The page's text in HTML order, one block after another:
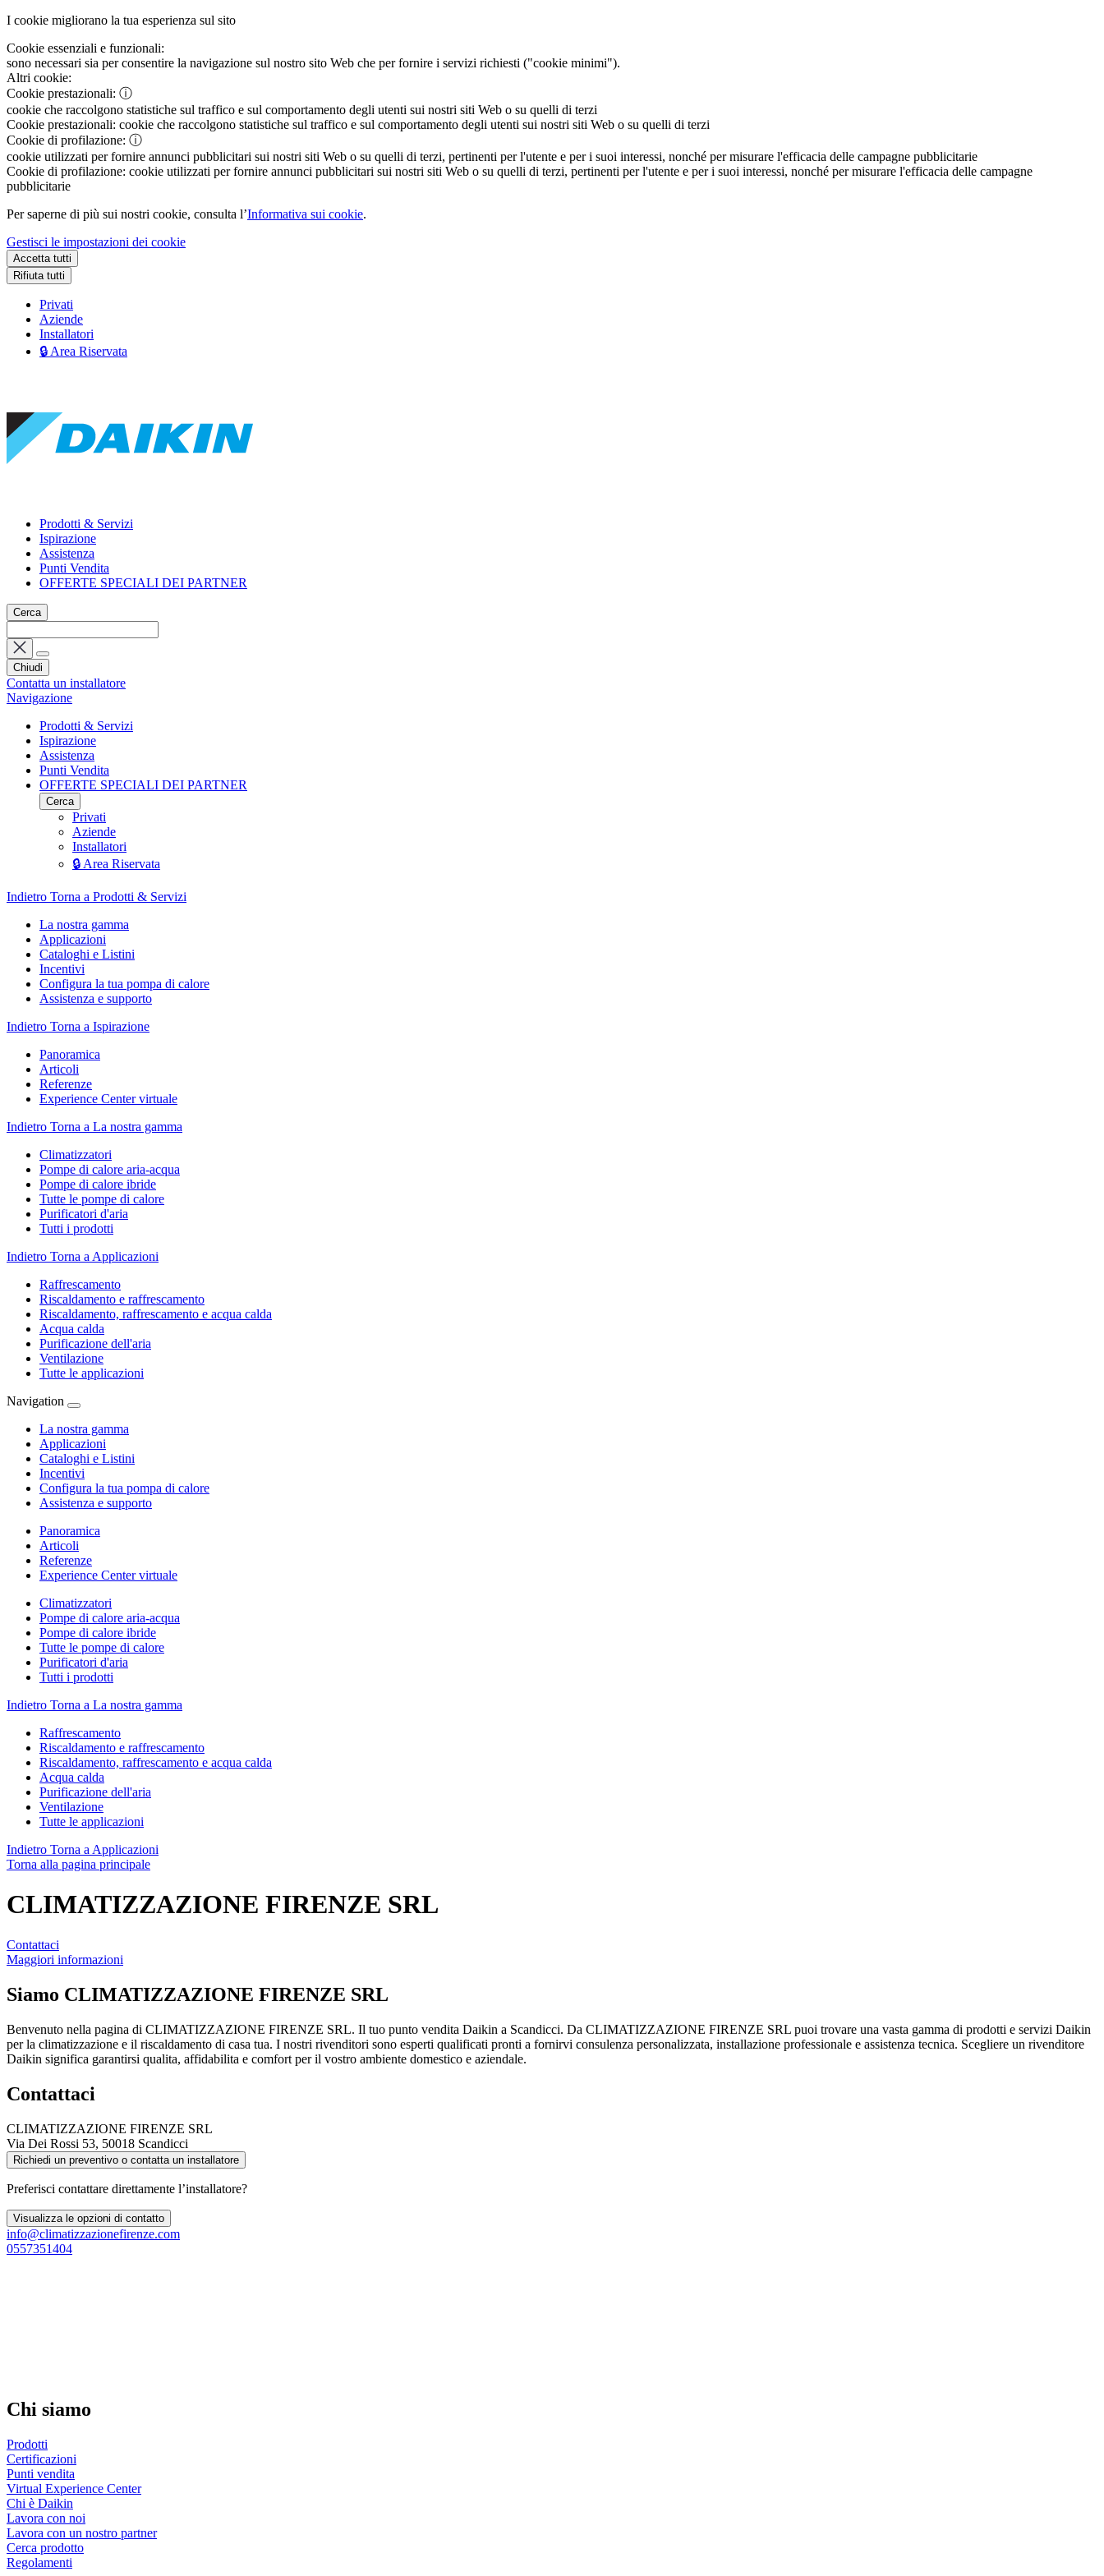
I cookie migliorano la tua esperienza sul sito
Cookie essenziali e funzionali:
sono necessari sia per consentire la navigazione sul nostro sito Web che per fornire i servizi richiesti ("cookie minimi").
Altri cookie:
Cookie prestazionali: ⓘ
cookie che raccolgono statistiche sul traffico e sul comportamento degli utenti sui nostri siti Web o su quelli di terzi
Cookie prestazionali: cookie che raccolgono statistiche sul traffico e sul comportamento degli utenti sui nostri siti Web o su quelli di terzi
Cookie di profilazione: ⓘ
cookie utilizzati per fornire annunci pubblicitari sui nostri siti Web o su quelli di terzi, pertinenti per l'utente e per i suoi interessi, nonché per misurare l'efficacia delle campagne pubblicitarie
Cookie di profilazione: cookie utilizzati per fornire annunci pubblicitari sui nostri siti Web o su quelli di terzi, pertinenti per l'utente e per i suoi interessi, nonché per misurare l'efficacia delle campagne
pubblicitarie
Per saperne di più sui nostri cookie, consulta l’Informativa sui cookie.
Gestisci le impostazioni dei cookie
Accetta tutti
Rifiuta tutti
Privati
Aziende
Installatori
🔒 Area Riservata
Prodotti & Servizi
Ispirazione
Assistenza
Punti Vendita
OFFERTE SPECIALI DEI PARTNER
Cerca
Chiudi
Contatta un installatore
Navigazione
Prodotti & Servizi
Ispirazione
Assistenza
Punti Vendita
OFFERTE SPECIALI DEI PARTNER
Cerca
Privati
Aziende
Installatori
🔒 Area Riservata
Indietro Torna a Prodotti & Servizi
La nostra gamma
Applicazioni
Cataloghi e Listini
Incentivi
Configura la tua pompa di calore
Assistenza e supporto
Indietro Torna a Ispirazione
Panoramica
Articoli
Referenze
Experience Center virtuale
Indietro Torna a La nostra gamma
Climatizzatori
Pompe di calore aria-acqua
Pompe di calore ibride
Tutte le pompe di calore
Purificatori d'aria
Tutti i prodotti
Indietro Torna a Applicazioni
Raffrescamento
Riscaldamento e raffrescamento
Riscaldamento, raffrescamento e acqua calda
Acqua calda
Purificazione dell'aria
Ventilazione
Tutte le applicazioni
Navigation
La nostra gamma
Applicazioni
Cataloghi e Listini
Incentivi
Configura la tua pompa di calore
Assistenza e supporto
Panoramica
Articoli
Referenze
Experience Center virtuale
Climatizzatori
Pompe di calore aria-acqua
Pompe di calore ibride
Tutte le pompe di calore
Purificatori d'aria
Tutti i prodotti
Indietro Torna a La nostra gamma
Raffrescamento
Riscaldamento e raffrescamento
Riscaldamento, raffrescamento e acqua calda
Acqua calda
Purificazione dell'aria
Ventilazione
Tutte le applicazioni
Indietro Torna a Applicazioni
Torna alla pagina principale
CLIMATIZZAZIONE FIRENZE SRL
Contattaci
Maggiori informazioni
Siamo CLIMATIZZAZIONE FIRENZE SRL
Benvenuto nella pagina di CLIMATIZZAZIONE FIRENZE SRL. Il tuo punto vendita Daikin a Scandicci. Da CLIMATIZZAZIONE FIRENZE SRL puoi trovare una vasta gamma di prodotti e servizi Daikin
per la climatizzazione e il riscaldamento di casa tua. I nostri rivenditori sono esperti qualificati pronti a fornirvi consulenza personalizzata, installazione professionale e assistenza tecnica. Scegliere un rivenditore
Daikin significa garantirsi qualita, affidabilita e comfort per il vostro ambiente domestico e aziendale.
Contattaci
CLIMATIZZAZIONE FIRENZE SRL
Via Dei Rossi 53, 50018 Scandicci
Richiedi un preventivo o contatta un installatore
Preferisci contattare direttamente l’installatore?
Visualizza le opzioni di contatto
info@climatizzazionefirenze.com
0557351404
Chi siamo
Prodotti
Certificazioni
Punti vendita
Virtual Experience Center
Chi è Daikin
Lavora con noi
Lavora con un nostro partner
Cerca prodotto
Regolamenti